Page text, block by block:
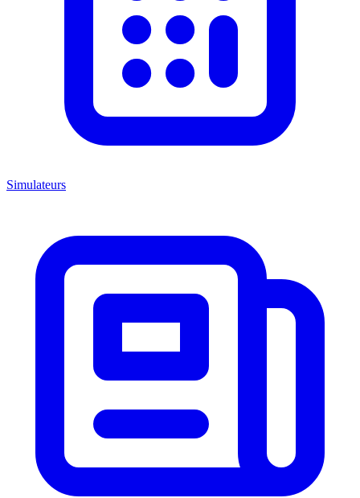
Simulateurs